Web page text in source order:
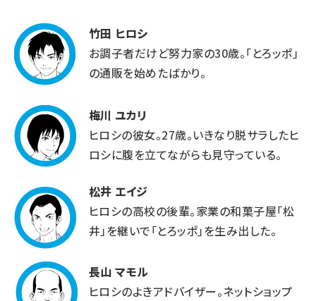
竹田 ヒロシ
お調子者だけど努力家の30歳。「とろッポ」
の通販を始めたばかり。
梅川 ユカリ
ヒロシの彼女。27歳。いきなり脱サラしたヒ
ロシに腹を立てながらも見守っている。
松井 エイジ
ヒロシの高校の後輩。家業の和菓子屋「松
井」を継いで「とろッポ」 を生み出した。
長山 マモル
ヒロシのよきアドバイザー。ネットショップ